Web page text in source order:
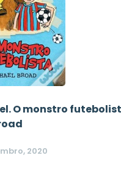
O monstro
2020